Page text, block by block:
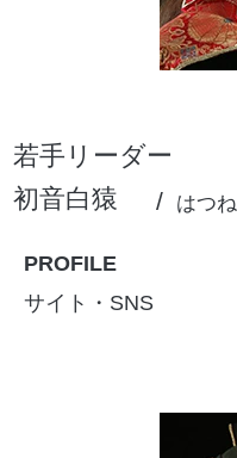
若手リーダー
初音白猿
はつ
PROFILE
サイト・SNS